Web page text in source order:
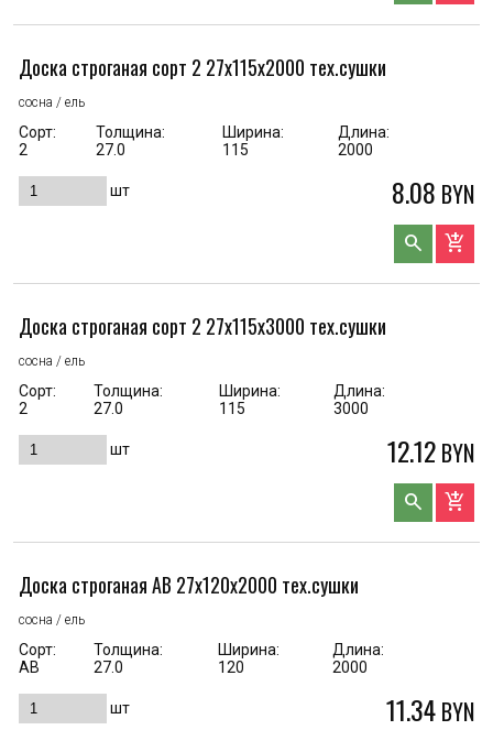
Доска строганая сорт 2 27x115x2000 тех.сушки
сосна / ель
Сорт:
2
Толщина:
27.0
Ширина:
115
Длина:
2000
шт 8.08 BYN
search add_shopping_cart
Доска строганая сорт 2 27x115x3000 тех.сушки
сосна / ель
Сорт:
2
Толщина:
27.0
Ширина:
115
Длина:
3000
шт 12.12 BYN
search add_shopping_cart
Доска строганая AB 27x120x2000 тех.сушки
сосна / ель
Сорт:
AB
Толщина:
27.0
Ширина:
120
Длина:
2000
шт 11.34 BYN